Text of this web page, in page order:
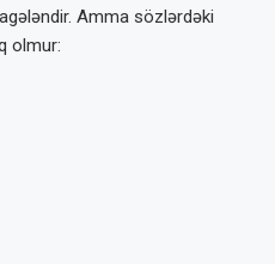
Amma sözlərdəki
olmur: